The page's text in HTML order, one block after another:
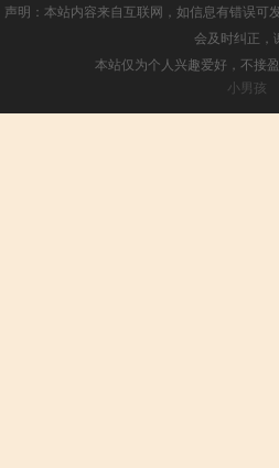
声明：本站内容来自互联网，如信息有错误可
会及时纠正，
本站仅为个人兴趣爱好，不接
小男孩